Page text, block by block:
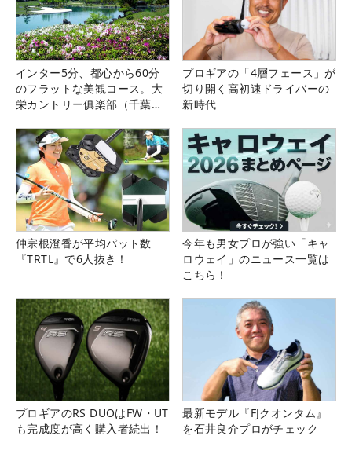
インター5分、都心から60分
のフラットな美観コース。大
栄カントリー俱楽部（千葉
プロギアの「4層フェース」が
切り開く高初速ドライバーの
新時代
仲宗根澄香が平均パット数
『TRTL』で6人抜き！
今年も男女プロが強い「キャ
ロウェイ」のニュース一覧は
こちら！
プロギアのRS DUOはFW・UT
も完成度が高く購入者続出！
最新モデル『FJクオンタム』
を石井良介プロがチェック